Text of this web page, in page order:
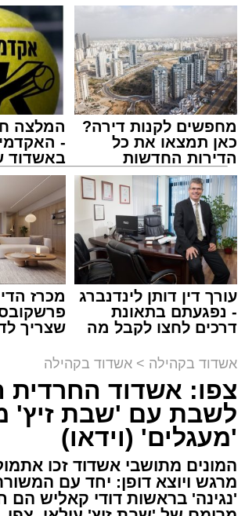
צילום: יהושע פרוכטר
מערכת האתר / 00:35 09.08.26
תגים:אשדוד, קאליש, מעגלים
האירוע שלא ישכח באשדוד ממשיך
ברחבי העיר: צפו בגלריה
מעדשת מצלמתו של הצלם יהושע
מאירוע 'זיץ שבת' של מעגלים
התורנית.
מחפשים לקנות דירה?
כאן תמצאו את כל
הדירות החדשות
למכירה באשדוד >>>
המלצה
-
באשדוד
עורך דין דותן לינדנברג
- נפגעתם בתאונת
דרכים לחצו לקבל מה
מכרז
שצריך
באשדוד
אשדוד בקהילה > אשדוד בקהילה
צפו: אשדוד החרדית
לשבת עם 'שבת זיץ'
'מעגלים' (וידאו)
המונים מתושבי אשדוד זכו
מרגש ויוצא דופן: יחד עם
'נגינה' בראשות דודי קאליש הם